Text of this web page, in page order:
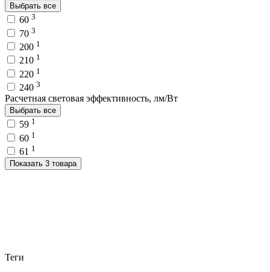
Выбрать все
60 3
70 3
200 1
210 1
220 1
240 3
Расчетная световая эффективность, лм/Вт
Выбрать все
59 1
60 1
61 1
Показать 3 товара
Теги